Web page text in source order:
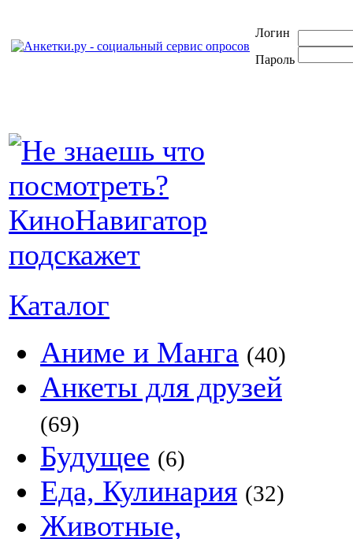
Логин
Пароль
Каталог
Аниме и Манга (40)
Анкеты для друзей
(69)
Будущее (6)
Еда, Кулинария (32)
Животные,